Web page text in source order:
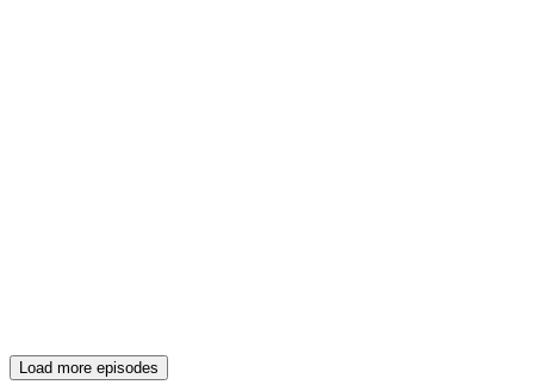
Load more episodes